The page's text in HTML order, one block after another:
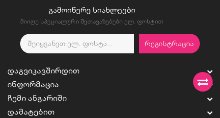
ᲒᲐᲛᲝᲘᲬᲔᲠᲔ ᲡᲘᲐᲮᲚᲔᲔᲑᲘ
მიიღე სპეციალური შეთავაზებები ელ. ფოსტით
ᲠᲔᲒᲘᲡᲢᲠᲐᲪᲘᲐ
ᲓᲐᲒᲕᲘᲙᲐᲕᲨᲘᲠᲓᲘᲗ
ᲘᲜᲤᲝᲠᲛᲐᲪᲘᲐ
ᲩᲔᲛᲘ ᲐᲜᲒᲐᲠᲘᲨᲘ
ᲓᲐᲛᲐᲢᲔᲑᲘᲗ